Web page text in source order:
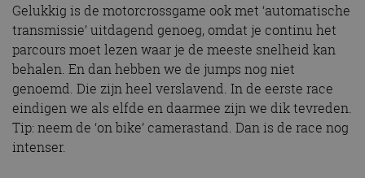
Gelukkig is de motorcrossgame ook met ‘automatische
transmissie’ uitdagend genoeg, omdat je continu het
parcours moet lezen waar je de meeste snelheid kan
behalen. En dan hebben we de jumps nog niet
genoemd. Die zijn heel verslavend. In de eerste race
eindigen we als elfde en daarmee zijn we dik tevreden.
Tip: neem de ‘on bike’ camerastand. Dan is de race nog
intenser.